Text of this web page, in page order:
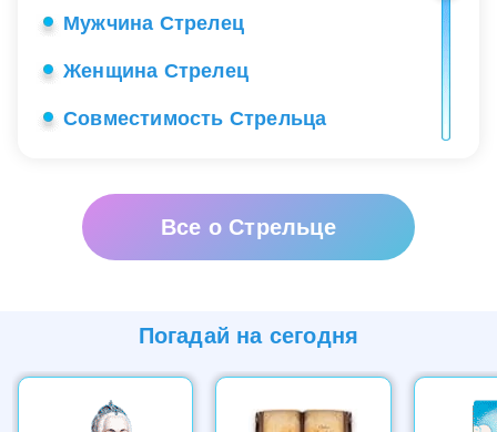
Мужчина Стрелец
Женщина Стрелец
Совместимость Стрельца
Секреты общения с Стрельцом
Работа Стрельца
Счастливые камни Стрельца
Все о Стрельце
Погадай на сегодня